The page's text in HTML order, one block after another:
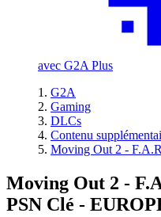
avec G2A Plus
G2A
Gaming
DLCs
Contenu
Moving Out 2 -
Moving Out 2 -
PSN Clé -